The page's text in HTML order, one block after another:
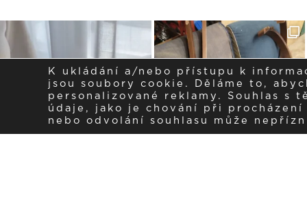
K ukládání a/nebo přístupu k
jsou soubory cookie. Děláme to,
personalizované reklamy. Souhlas s
údaje, jako je chování při
nebo odvolání souhlasu může